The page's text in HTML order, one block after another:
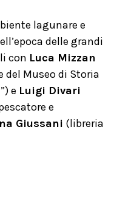
lagunare e
delle grandi
con Luca Mizzan
del Museo di Storia
e Luigi Divari
e
Giussani (libreria